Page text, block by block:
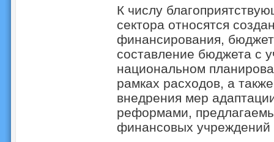
К числу
сектора относятся
финансирования,
составление бюджета с
национальном
рамках расходов, а
внедрения мер
реформами,
финансовых учреждений